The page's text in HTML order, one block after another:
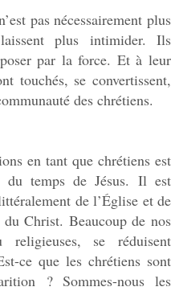
pas nécessairement plus
plus intimider. Ils
par la force. Et à leur
touchés, se convertissent,
des chrétiens.
en tant que chrétiens est
du temps de Jésus. Il est
de l’Église et de
Christ. Beaucoup de nos
religieuses, se réduisent
ce que les chrétiens sont
? Sommes-nous les